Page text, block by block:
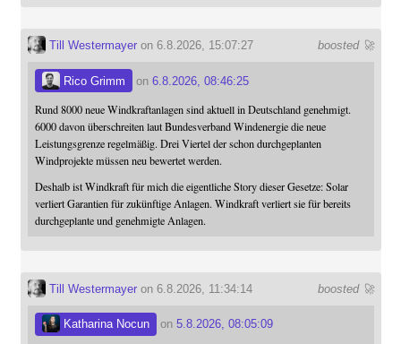
boosted 🚀
Till Westermayeron 6.8.2026, 15:07:27
Rico Grimm on 6.8.2026, 08:46:25
Rund 8000 neue Windkraftanlagen sind aktuell in Deutschland genehmigt.
6000 davon überschreiten laut Bundesverband Windenergie die neue
Leistungsgrenze regelmäßig. Drei Viertel der schon durchgeplanten
Windprojekte müssen neu bewertet werden.
Deshalb ist Windkraft für mich die eigentliche Story dieser Gesetze: Solar
verliert Garantien für zukünftige Anlagen. Windkraft verliert sie für bereits
durchgeplante und genehmigte Anlagen.
boosted 🚀
Till Westermayeron 6.8.2026, 11:34:14
Katharina Nocun on 5.8.2026, 08:05:09